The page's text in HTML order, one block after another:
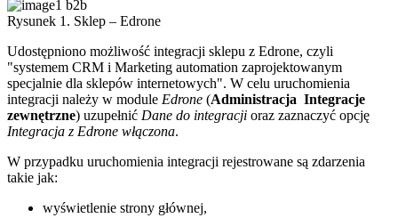
Rysunek 1. Sklep – Edrone
Udostępniono możliwość integracji sklepu z Edrone, czyli
"systemem CRM i Marketing automation zaprojektowanym
specjalnie dla sklepów internetowych". W celu uruchomienia
integracji należy w module Edrone (Administracja Integracje
zewnętrzne) uzupełnić Dane do integracji oraz zaznaczyć opcję
Integracja z Edrone włączona.
W przypadku uruchomienia integracji rejestrowane są zdarzenia
takie jak:
wyświetlenie strony głównej,